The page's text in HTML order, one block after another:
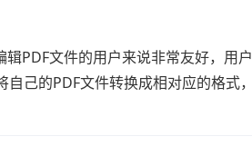
PDF文件的用户来说非常友好，用
己的PDF文件转换成相对应的格式